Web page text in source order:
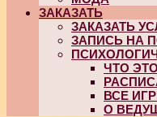
ЗАКАЗАТЬ
ЗАКАЗАТЬ
ЗАПИСЬ НА
ЧТО
ВСЕ
О